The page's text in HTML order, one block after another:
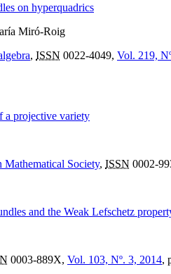
on hyperquadrics
Miró-Roig
, ISSN 0022-4049, Vol. 219,
a projective variety
Mathematical Society, ISSN 0002-
and the Weak Lefschetz
0003-889X, Vol. 103, Nº. 3, 2014,